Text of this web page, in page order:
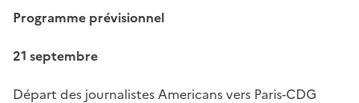
Programme prévisionnel
21 septembre
Départ des journalistes Americans vers Paris-CDG